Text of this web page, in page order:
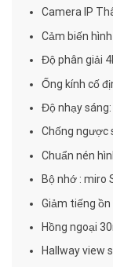
Camera IP
Cảm biến
Độ phân giải
Ống kính cố
Độ nhạy sáng:
Chống ngược
Chuẩn nén
Bộ nhớ : miro
Giảm tiếng ồn
Hồng ngoại
Hallway view